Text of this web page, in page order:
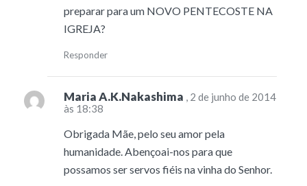
preparar para um NOVO PENTECOSTE NA
IGREJA?
Responder
Maria A.K.Nakashima , 2 de junho de 2014
às 18:38
Obrigada Mãe, pelo seu amor pela
humanidade. Abençoai-nos para que
possamos ser servos fiéis na vinha do Senhor.